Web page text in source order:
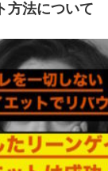
方法について